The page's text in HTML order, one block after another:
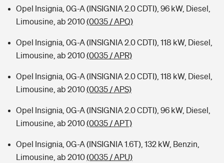
Opel Insignia, 0G-A (INSIGNIA 2.0 CDTI), 96 kW, Diesel,
Limousine, ab 2010(0035 / APQ)
Opel Insignia, 0G-A (INSIGNIA 2.0 CDTI), 118 kW, Diesel,
Limousine, ab 2010(0035 / APR)
Opel Insignia, 0G-A (INSIGNIA 2.0 CDTI), 118 kW, Diesel,
Limousine, ab 2010(0035 / APS)
Opel Insignia, 0G-A (INSIGNIA 2.0 CDTI), 96 kW, Diesel,
Limousine, ab 2010(0035 / APT)
Opel Insignia, 0G-A (INSIGNIA 1.6T), 132 kW, Benzin,
Limousine, ab 2010(0035 / APU)